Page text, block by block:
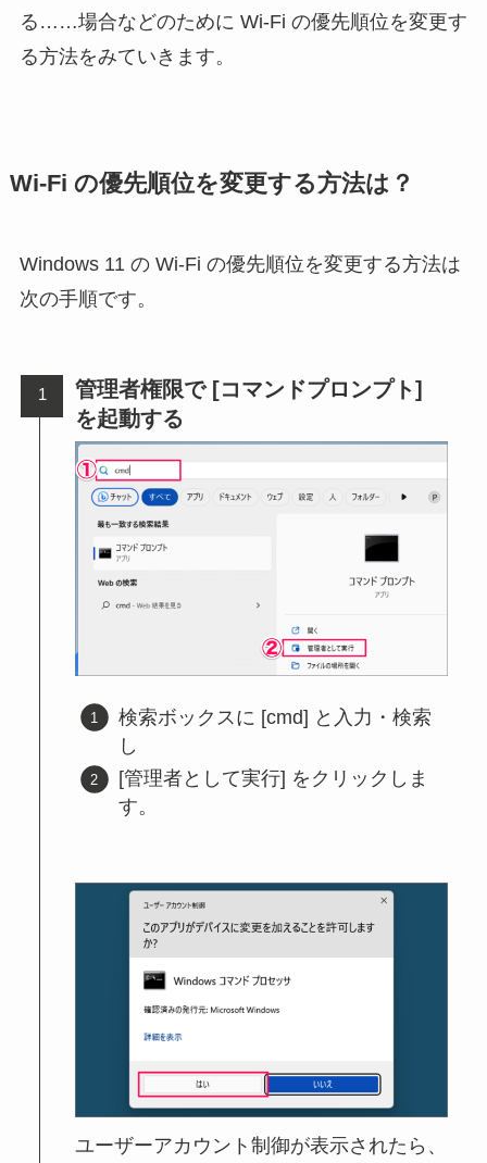
る……場合などのために Wi-Fi の優先順位を変更す
る方法をみていきます。
Wi-Fi の優先順位を変更する方法は？
Windows 11 の Wi-Fi の優先順位を変更する方法は
次の手順です。
管理者権限で [コマンドプロンプト]
を起動する
検索ボックスに [cmd] と入力・検索
し
[管理者として実行] をクリックしま
す。
ユーザーアカウント制御が表示されたら、